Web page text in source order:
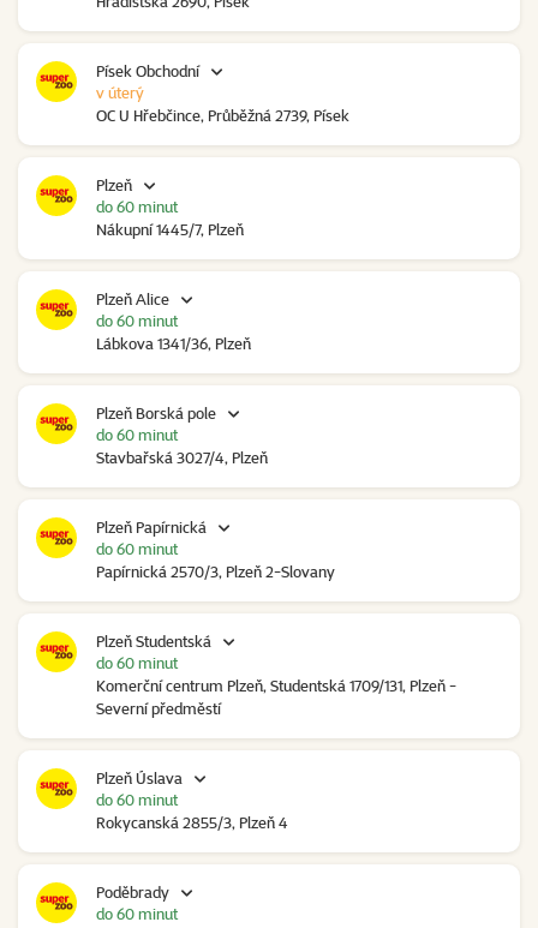
Písek Obchodní
OC U Hřebčince, Průběžná 2739, Písek
v úterý
Plzeň
Nákupní 1445/7, Plzeň
do 60 minut
Plzeň Alice
Lábkova 1341/36, Plzeň
do 60 minut
Plzeň Borská pole
Stavbařská 3027/4, Plzeň
do 60 minut
Plzeň Papírnická
Papírnická 2570/3, Plzeň 2-Slovany
do 60 minut
Plzeň Studentská
Komerční centrum Plzeň, Studentská 1709/131, Plzeň -
Severní předměstí
do 60 minut
Plzeň Úslava
Rokycanská 2855/3, Plzeň 4
do 60 minut
Poděbrady
do 60 minut